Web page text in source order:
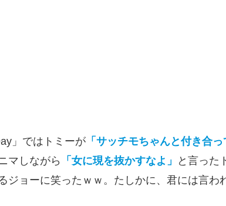
」ではトミーが 「サッチモちゃんと付き合っ
マしながら
「女に現を抜かすなよ」 と言った
ジョーに笑ったｗｗ。たしかに、君には言わ